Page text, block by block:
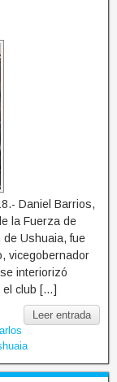
Daniel Barrios,
la Fuerza de
de Ushuaia, fue
vicegobernador
interiorizó
el club […]
Leer entrada